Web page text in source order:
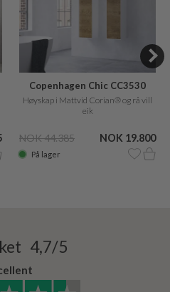
Copenhagen Chic CC3530
Høyskap i Mattvid Corian® og rå vill
eik
NOK 44.385 NOK 19.800
På lager
4,7/5